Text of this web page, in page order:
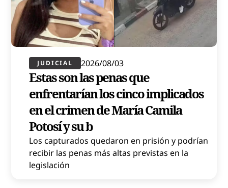
JUDICIAL 2026/08/03
Estas son las penas que
enfrentarían los cinco implicados
en el crimen de María Camila
Potosí y su b
Los capturados quedaron en prisión y podrían
recibir las penas más altas previstas en la
legislación